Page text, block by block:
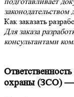
Как заказать
Для заказа
консультантами
охраны (ЗСО) —